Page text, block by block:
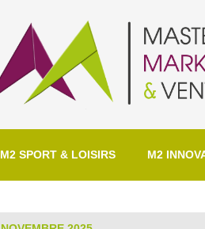
M2 SPORT & LOISIRS M2